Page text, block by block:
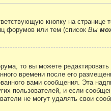
кнопку на
форумов или тем (список Вы
то вы можете
времени после его
вами сообщения. Эта
пользователей, и если
не могут удалять свои